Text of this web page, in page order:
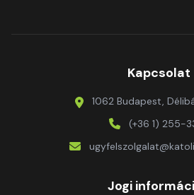
Kapcsolat
1062 Budapest,
(+36 1) 255-
Jogi